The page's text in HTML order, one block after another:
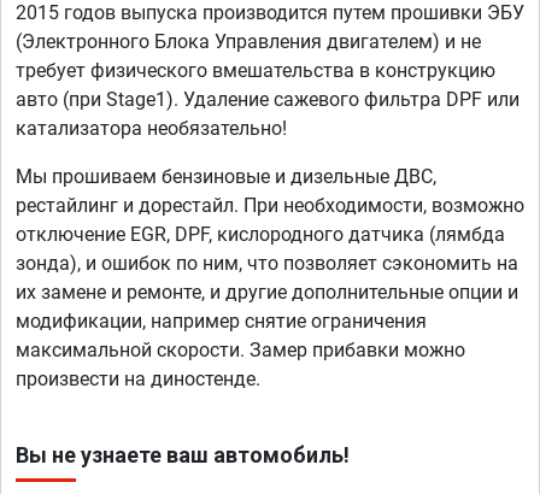
2015 годов выпуска производится путем прошивки ЭБУ
(Электронного Блока Управления двигателем) и не
требует физического вмешательства в конструкцию
авто (при Stage1). Удаление сажевого фильтра DPF или
катализатора необязательно!
Мы прошиваем бензиновые и дизельные ДВС,
рестайлинг и дорестайл. При необходимости, возможно
отключение EGR, DPF, кислородного датчика (лямбда
зонда), и ошибок по ним, что позволяет сэкономить на
их замене и ремонте, и другие дополнительные опции и
модификации, например снятие ограничения
максимальной скорости. Замер прибавки можно
произвести на диностенде.
Вы не узнаете ваш автомобиль!